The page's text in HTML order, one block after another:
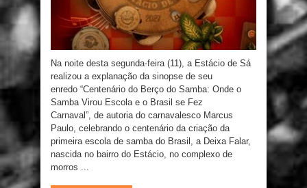
Na noite desta segunda-feira (11), a Estácio de Sá
realizou a explanação da sinopse de seu
enredo “Centenário do Berço do Samba: Onde o
Samba Virou Escola e o Brasil se Fez
Carnaval”, de autoria do carnavalesco Marcus
Paulo, celebrando o centenário da criação da
primeira escola de samba do Brasil, a Deixa Falar,
nascida no bairro do Estácio, no complexo de
morros ...